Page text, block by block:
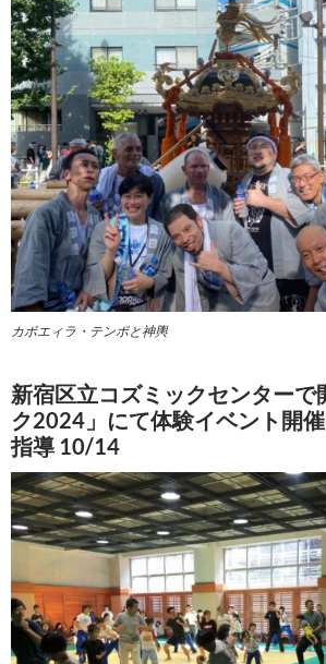
カポエィラ・テンポと神輿
新宿区立コズミックセンターで
ク2024」にて体験イベント開
指導 10/14